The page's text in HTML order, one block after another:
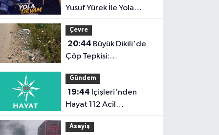
Yusuf Yürek İle Yola
Devam
Çevre
20:44
Çöp Tepkisi:
"Zehirleniyoruz"
Gündem
19:44
Hayat 112 Acil
Uygulamasına Yeni
Tanıtım Videosu
Asayiş